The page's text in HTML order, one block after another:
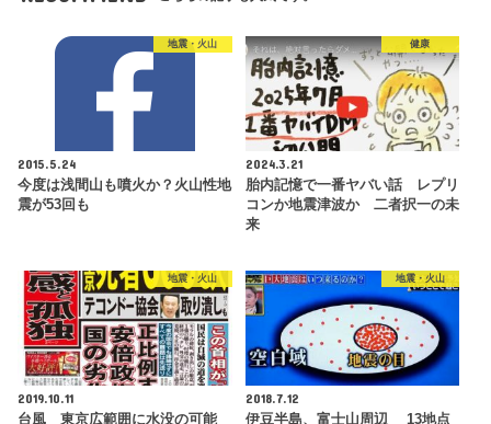
地震・火山
2015.5.24
今度は浅間山も噴火か？火山性地
震が53回も
健康
2024.3.21
胎内記憶で一番ヤバい話 レプリ
コンか地震津波か 二者択一の未
来
地震・火山
2019.10.11
台風 東京広範囲に水没の可能
地震・火山
2018.7.12
伊豆半島、富士山周辺 13地点